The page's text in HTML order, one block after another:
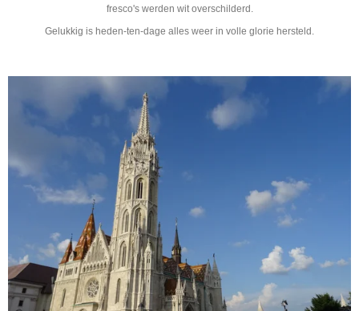
fresco's werden wit overschilderd.
Gelukkig is heden-ten-dage alles weer in volle glorie hersteld.